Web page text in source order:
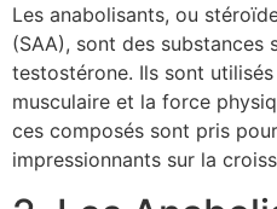
Les anabolisants, ou
(SAA), sont des substances
testostérone. Ils sont
musculaire et la force
ces composés sont pris
impressionnants sur la